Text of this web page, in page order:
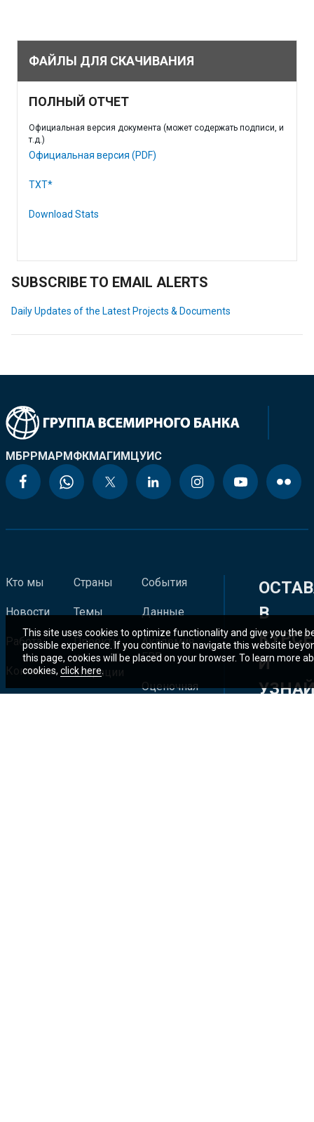
ФАЙЛЫ ДЛЯ СКАЧИВАНИЯ
ПОЛНЫЙ ОТЧЕТ
Официальная версия документа (может содержать подписи, и
т.д.)
Официальная версия (PDF)
TXT*
Download Stats
SUBSCRIBE TO EMAIL ALERTS
Daily Updates of the Latest Projects & Documents
МБРРМАРМФКМАГИМЦУИС
Кто мы
Новости
Работа
Контакты
Страны
Темы
Проекты
и
операции
События
Данные
Академия
ГВБ
Оценочная
В
КУРСЕ
И
This site uses cookies to optimize functionality and give you the
possible experience. If you continue to navigate this website
this page, cookies will be placed on your browser. To learn more
cookies, click here.